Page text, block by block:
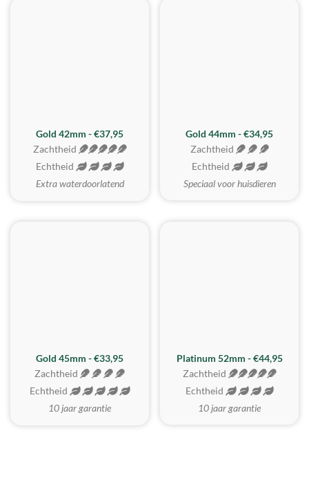
ZACHTSTE
Gold 42mm - €37,95
Zachtheid
Echtheid
Extra waterdoorlatend
Gold 44mm - €34,95
Zachtheid
Echtheid
Speciaal voor huisdieren
REALISTISCH
Gold 45mm - €33,95
Zachtheid
Echtheid
10 jaar garantie
ZACHTSTE
Platinum 52mm - €44,95
Zachtheid
Echtheid
10 jaar garantie